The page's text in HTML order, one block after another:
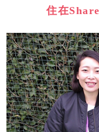
住在